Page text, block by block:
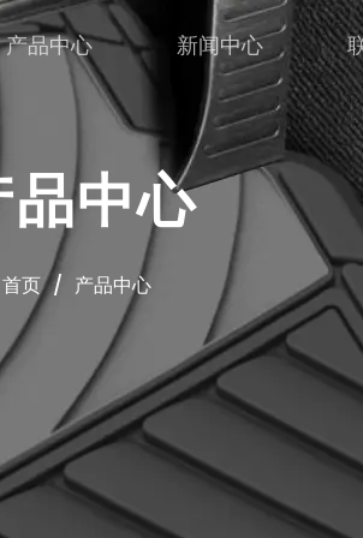
产品中心 新闻中心
中心
首页/ 产品中心